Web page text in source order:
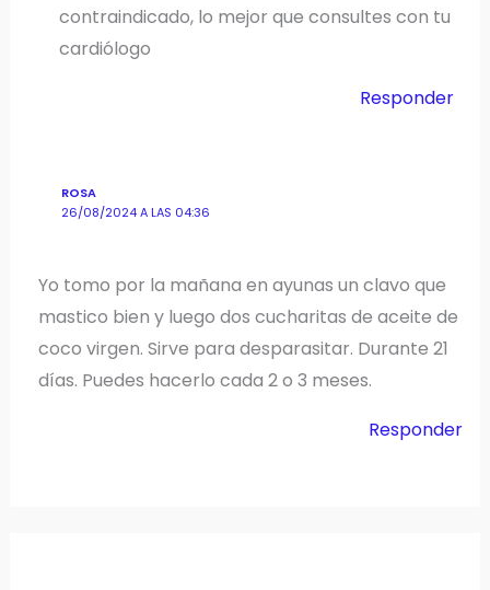
contraindicado, lo mejor que consultes con tu
cardiólogo
Responder
ROSA
26/08/2024 A LAS 04:36
Yo tomo por la mañana en ayunas un clavo que
mastico bien y luego dos cucharitas de aceite de
coco virgen. Sirve para desparasitar. Durante 21
días. Puedes hacerlo cada 2 o 3 meses.
Responder